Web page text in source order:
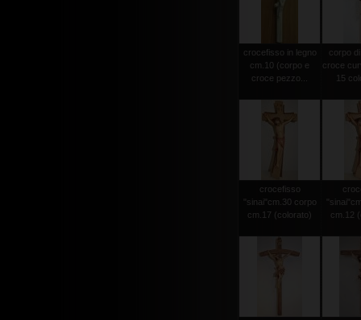
crocefisso in legno
cm.10 (corpo e
croce pezzo...
corpo
croce
15
crocefisso
"sinai"cm.30 corpo
cm.17 (colorato)
cm.12